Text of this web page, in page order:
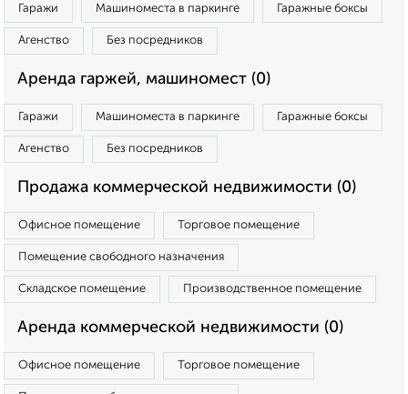
Гаражи Машиноместа в паркинге Гаражные боксы
Агенство Без посредников
Аренда гаржей, машиномест (0)
Гаражи Машиноместа в паркинге Гаражные боксы
Агенство Без посредников
Продажа коммерческой недвижимости (0)
Офисное помещение Торговое помещение
Помещение свободного назначения
Складское помещение Производственное помещение
Аренда коммерческой недвижимости (0)
Офисное помещение Торговое помещение